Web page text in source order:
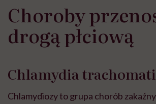
Choroby
drogą płciową
Chlamydia
Chlamydiozy to grupa chorób